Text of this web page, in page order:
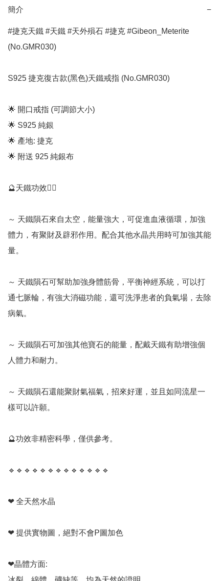
簡介 −
#捷克天鐵 #天鐵 #天外殞石 #捷克 #Gibeon_Meterite
(No.GMR030)
S925 捷克復古款(黑色)天鐵戒指 (No.GMR030)
🌟 開口戒指 (可調節大小)
🌟 S925 純銀
🌟 產地: 捷克
🌟 附送 925 純銀布
🔮天鐵功效💁‍♀️
～ 天鐵隕石來自太空，能量強大，可促進血液循環，加強
體力，有聚財及辟邪作用。配合其他水晶共用時可加強其能
量。
～ 天鐵隕石可幫助加強身體筋骨，平衡神經系統，可以打
通七脈輪，有強大消磁功能，還可洗淨患者的負氣場，去除
病氣。
～ 天鐵隕石可加強其他寶石的能量，配戴天鐵有助增強個
人體力和耐力。
～ 天鐵隕石還能聚財氣福氣，招來好運，並且如同流星一
樣可以許願。
🔮功效非精密科學，僅供參考。
🔹️🔹️🔹️🔹️🔹️🔹️🔹️🔹️🔹️🔹️🔹️🔹️🔹️
❤ 全天然水晶
❤ 提供實物圖，絕對不會P圖加色
❤晶體方面: